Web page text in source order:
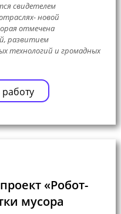
свидетелем
новой
отмечена
развитием
технологий и громадных
«Робот-
мусора